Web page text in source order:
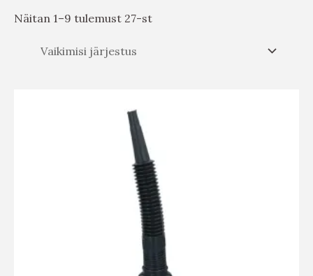
Näitan 1–9 tulemust 27-st